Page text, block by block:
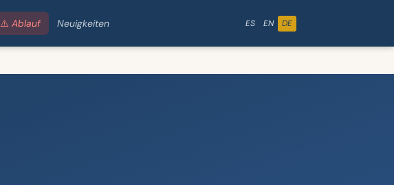
⚠️ Ablauf Neuigkeiten ES EN DE